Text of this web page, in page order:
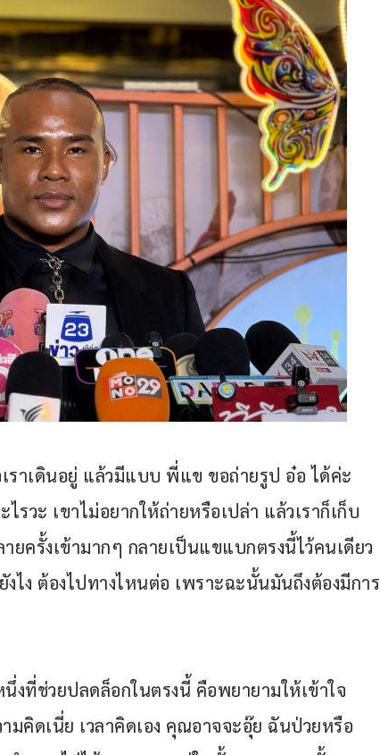
ราเดินอยู่ แล้วมีแบบ พี่แข ขอถ่ายรูป อ๋อ ได้ค่ะ
รวะ เขาไม่อยากให้ถ่ายหรือเปล่า แล้วเราก็เก็บ
ยครั้งเข้ามากๆ กลายเป็นแขแบกตรงนี้ไว้คนเดียว
ไง ต้องไปทางไหนต่อ เพราะฉะนั้นมันถึงต้องมีการ
ที่ช่วยปลดล็อกในตรงนี้ คือพยายามให้เข้าใจ
ามคิดเนี่ย เวลาคิดเอง คุณอาจจะอุ๊ย ฉันป่วยหรือ